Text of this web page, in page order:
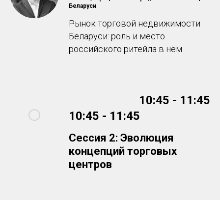
Беларуси
Рынок торговой недвижимости
Беларуси: роль и место
российского ритейла в нём
10:45 - 11:45
10:45 - 11:45
Сессия 2: Эволюция
концепций торговых
центров